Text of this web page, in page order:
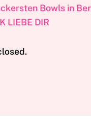
Bowls in
LIEBE DIR